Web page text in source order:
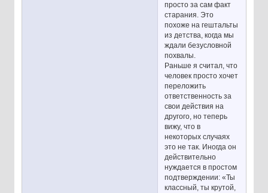
просто за сам факт
старания. Это
похоже на гештальты
из детства, когда мы
ждали безусловной
похвалы.
Раньше я считал, что
человек просто хочет
переложить
ответственность за
свои действия на
другого, но теперь
вижу, что в
некоторых случаях
это не так. Иногда он
действительно
нуждается в простом
подтверждении: «Ты
классный, ты крутой,